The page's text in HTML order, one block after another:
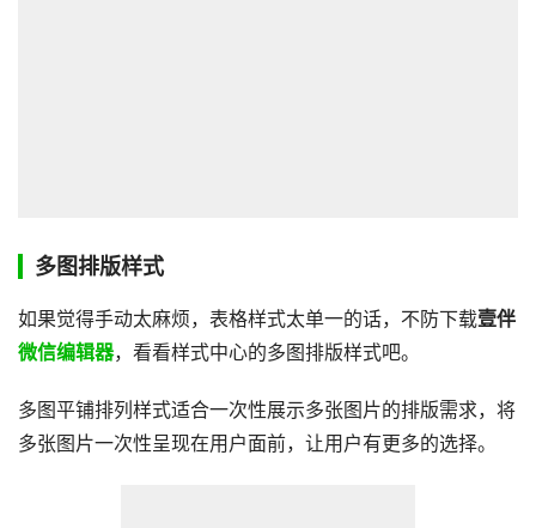
多图排版样式
如果觉得手动太麻烦，表格样式太单一的话，不防下载壹伴
微信编辑器，看看样式中心的多图排版样式吧。
多图平铺排列样式适合一次性展示多张图片的排版需求，将
多张图片一次性呈现在用户面前，让用户有更多的选择。